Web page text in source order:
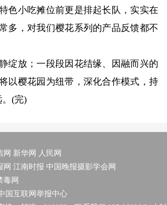
小吃摊位前更是排起长队，实实在
多，对我们樱花系列的产品反馈都不
放；一段段因花结缘、因融而兴的
以樱花园为纽带，深化合作模式，持
。(完)
网 新华网
人民网
网 江南时报 中国晚报摄影学会网
毒网
国互联网举报中心